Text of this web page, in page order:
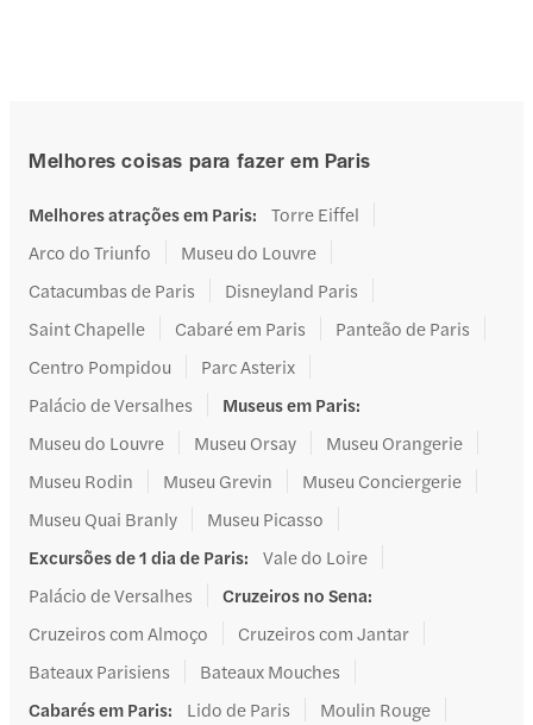
Melhores coisas para fazer em Paris
Melhores atrações em Paris:
Torre Eiffel
Arco do Triunfo
Museu do Louvre
Catacumbas de Paris
Disneyland Paris
Saint Chapelle
Cabaré em Paris
Panteão de Paris
Centro Pompidou
Parc Asterix
Palácio de Versalhes
Museus em Paris:
Museu do Louvre
Museu Orsay
Museu Orangerie
Museu Rodin
Museu Grevin
Museu Conciergerie
Museu Quai Branly
Museu Picasso
Excursões de 1 dia de Paris:
Vale do Loire
Palácio de Versalhes
Cruzeiros no Sena:
Cruzeiros com Almoço
Cruzeiros com Jantar
Bateaux Parisiens
Bateaux Mouches
Cabarés em Paris: Lido de Paris
Moulin Rouge